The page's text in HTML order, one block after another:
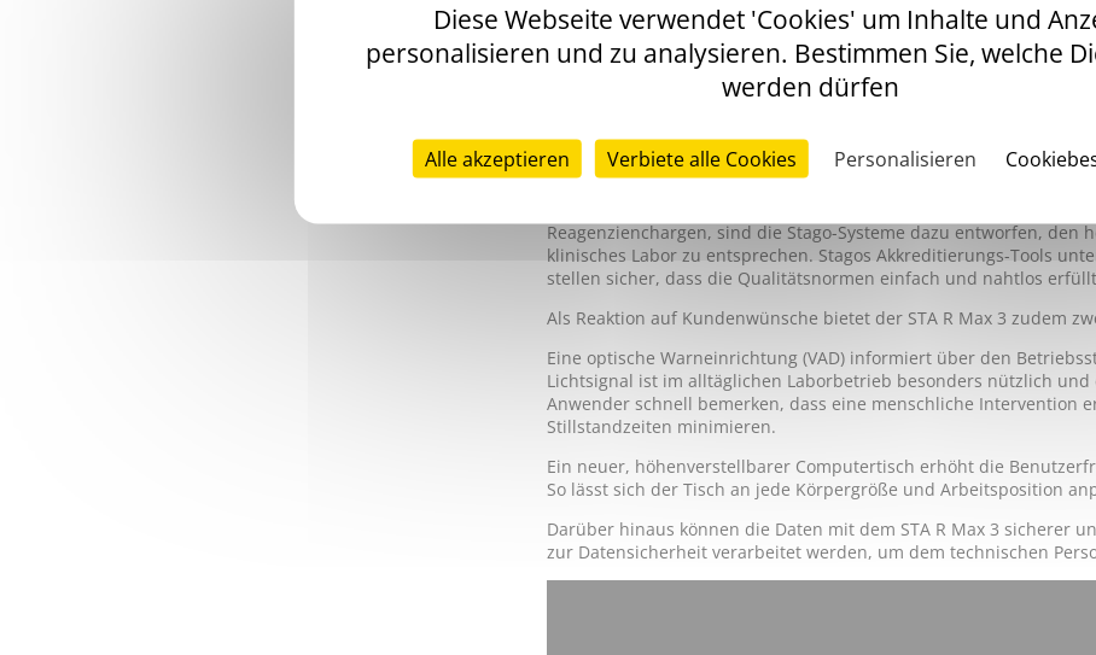
Der STA R Max 3 hat eine sehr hohe Proben-, Reagenzien- und
gewährleistet dadurch eine größere Autonomie und ein effizientes
Zur Unterstützung der Anwender stehen für den STA R Max 3 die
digitalen Lösungen von Stago zur Verfügung. Dazu gehören
sowie My Expert QC, die externalisierte IQC-Plattform von Stago.
Durch die einzigartige Präkalibrierungsfunktion, das
Reagenzienchargen, sind die Stago-Systeme dazu entworfen, den
klinisches Labor zu entsprechen. Stagos Akkreditierungs-Tools
stellen sicher, dass die Qualitätsnormen einfach und nahtlos
Als Reaktion auf Kundenwünsche bietet der STA R Max 3 zudem
Eine optische Warneinrichtung (VAD) informiert über den
Lichtsignal ist im alltäglichen Laborbetrieb besonders nützlich
Anwender schnell bemerken, dass eine menschliche Intervention
Stillstandzeiten minimieren.
Ein neuer, höhenverstellbarer Computertisch erhöht die
So lässt sich der Tisch an jede Körpergröße und Arbeitsposition
Darüber hinaus können die Daten mit dem STA R Max 3 sicherer
zur Datensicherheit verarbeitet werden, um dem technischen
Diese Webseite verwendet 'Cookies' um Inhalte und
personalisieren und zu analysieren. Bestimmen Sie, welche
werden dürfen
Alle akzeptieren Verbiete alle Cookies Personalisieren